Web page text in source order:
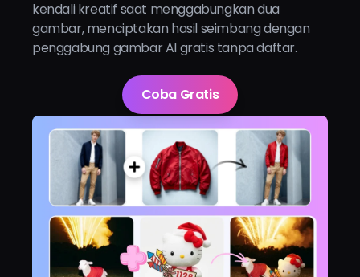
kendali kreatif saat menggabungkan dua
gambar, menciptakan hasil seimbang dengan
penggabung gambar AI gratis tanpa daftar.
Coba Gratis